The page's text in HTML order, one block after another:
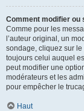
Comment modifier ou
Comme pour les
l’auteur original, un
sondage, cliquez sur le
toujours celui auquel
peut modifier une
modérateurs et les
pour empêcher le
Haut